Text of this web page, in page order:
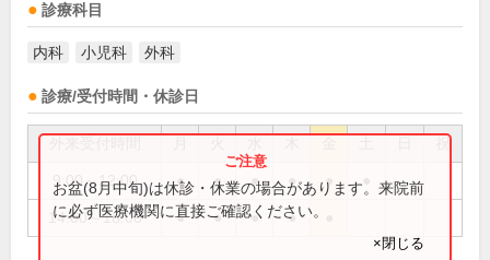
診療科目
内科 小児科 外科
診療/受付時間・休診日
祝
9:00～12:00 ● ● ● ● ●
14:00～18:00 ● ● ● ●
お盆(8月中旬)は休診・休業の場合があります。来院前
に必ず医療機関に直接ご確認ください。
×閉じる